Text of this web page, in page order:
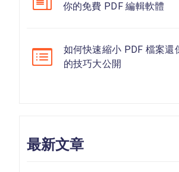
你的免費 PDF 編輯軟體
如何快速縮小 PDF 檔案還
的技巧大公開
最新文章